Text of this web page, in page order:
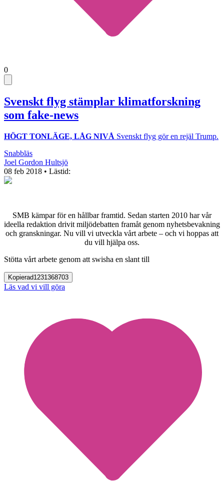
0
Svenskt flyg stämplar klimatforskning
som fake-news
HÖGT TONLÄGE, LÅG NIVÅ Svenskt flyg gör en rejäl Trump.
Snabbläs
Joel Gordon Hultsjö
08 feb 2018 • Lästid:
SMB kämpar för en hållbar framtid. Sedan starten 2010 har vår
ideella redaktion drivit miljödebatten framåt genom nyhetsbevakning
och granskningar. Nu vill vi utveckla vårt arbete – och vi hoppas att
du vill hjälpa oss.
Stötta vårt arbete genom att swisha en slant till
Kopierad1231368703
Läs vad vi vill göra